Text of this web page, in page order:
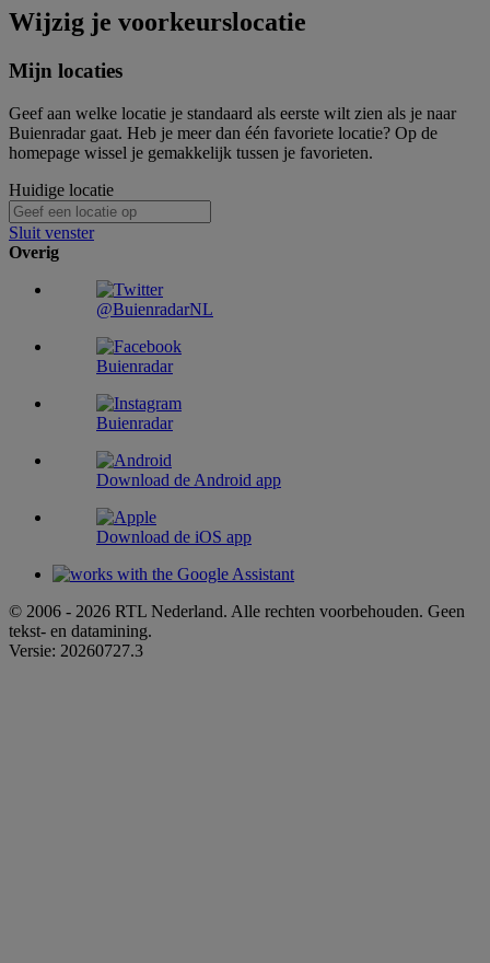
Wijzig je voorkeurslocatie
Mijn locaties
Geef aan welke locatie je standaard als eerste wilt zien als je naar
Buienradar gaat. Heb je meer dan één favoriete locatie? Op de
homepage wissel je gemakkelijk tussen je favorieten.
Huidige locatie
Sluit venster
Overig
@BuienradarNL
Buienradar
Buienradar
Download de Android app
Download de iOS app
© 2006 - 2026 RTL Nederland. Alle rechten voorbehouden. Geen
tekst- en datamining.
Versie: 20260727.3